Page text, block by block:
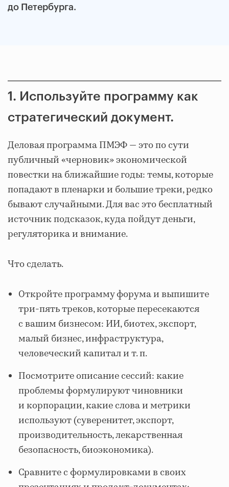
до Петербурга.
1. Используйте программу как
стратегический документ.
Деловая программа ПМЭФ — это по сути
публичный «черновик» экономической
повестки на ближайшие годы: темы, которые
попадают в пленарки и большие треки, редко
бывают случайными. Для вас это бесплатный
источник подсказок, куда пойдут деньги,
регуляторика и внимание.
Что сделать.
Откройте программу форума и выпишите
три-пять треков, которые пересекаются
с вашим бизнесом: ИИ, биотех, экспорт,
малый бизнес, инфраструктура,
человеческий капитал и т. п.
Посмотрите описание сессий: какие
проблемы формулируют чиновники
и корпорации, какие слова и метрики
используют (суверенитет, экспорт,
производительность, лекарственная
безопасность, биоэкономика).
Сравните с формулировками в своих